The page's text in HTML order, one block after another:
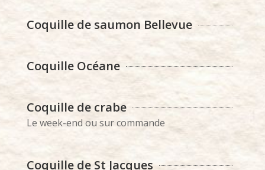
Coquille de saumon Bellevue
Coquille Océane
Coquille de crabe
Le week-end ou sur commande
Coquille de St Jacques